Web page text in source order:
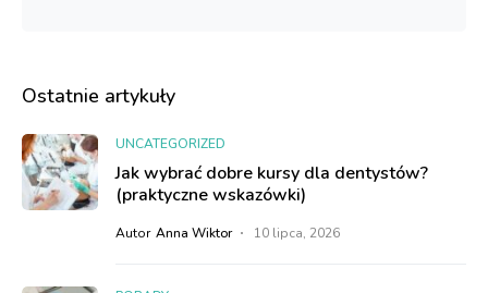
Ostatnie artykuły
UNCATEGORIZED
Jak wybrać dobre kursy dla dentystów?
(praktyczne wskazówki)
Autor Anna Wiktor 10 lipca, 2026